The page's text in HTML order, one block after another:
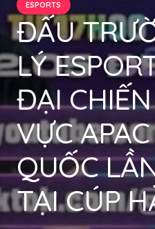
ESPORTS
ĐẤU
LÝ
ĐẠI
VỰC
QUỐC
TẠI CÚP